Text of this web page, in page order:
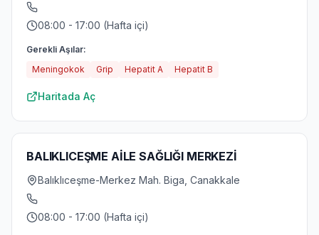
08:00 - 17:00 (Hafta içi)
Gerekli Aşılar:
Meningokok
Grip Hepatit A Hepatit B
Haritada Aç
BALIKLICEŞME AİLE SAĞLIĞI MERKEZİ
Balıklıceşme-Merkez Mah. Biga, Canakkale
08:00 - 17:00 (Hafta içi)